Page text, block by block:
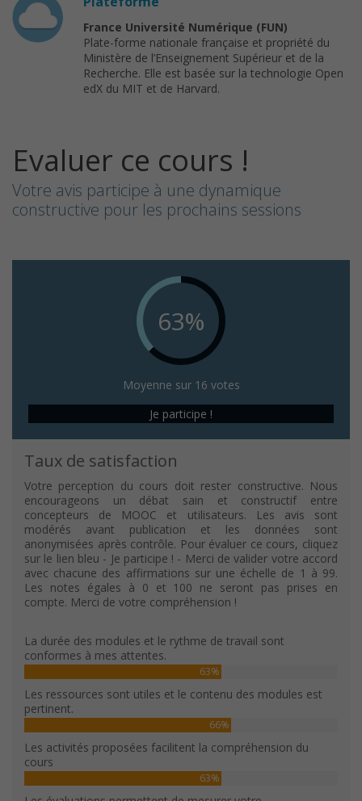
France Université Numérique (FUN)
Plate-forme nationale française et propriété du
Ministère de l’Enseignement Supérieur et de la
Recherche. Elle est basée sur la technologie Open
edX du MIT et de Harvard.
Evaluer ce cours !
Votre avis participe à une dynamique
constructive pour les prochains sessions
63%
Moyenne sur 16 votes
Je participe !
Taux de satisfaction
Votre perception du cours doit rester constructive. Nous
encourageons un débat sain et constructif entre
concepteurs de MOOC et utilisateurs. Les avis sont
modérés avant publication et les données sont
anonymisées après contrôle. Pour évaluer ce cours, cliquez
sur le lien bleu - Je participe ! - Merci de valider votre accord
avec chacune des affirmations sur une échelle de 1 à 99.
Les notes égales à 0 et 100 ne seront pas prises en
compte. Merci de votre compréhension !
La durée des modules et le rythme de travail sont
conformes à mes attentes.
63%
Les ressources sont utiles et le contenu des modules est
pertinent.
66%
Les activités proposées facilitent la compréhension du
cours
63%